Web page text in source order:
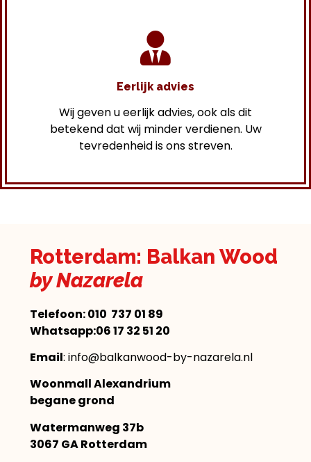
Eerlijk advies
Wij geven u eerlijk advies, ook als dit
betekend dat wij minder verdienen. Uw
tevredenheid is ons streven.
Rotterdam: Balkan Wood
by Nazarela
Telefoon:010 737 01 89
Whatsapp:06 17 32 51 20
Email: info@balkanwood-by-nazarela.nl
Woonmall Alexandrium
begane grond
Watermanweg 37b
3067 GA Rotterdam